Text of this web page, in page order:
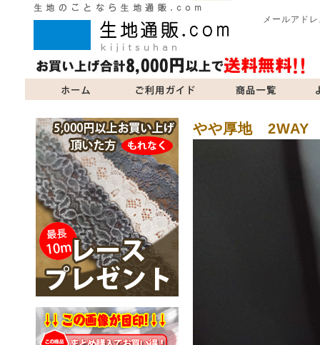
メールアド
よくあるご質問 当サイトについて お問い合
やや厚地 2WAY